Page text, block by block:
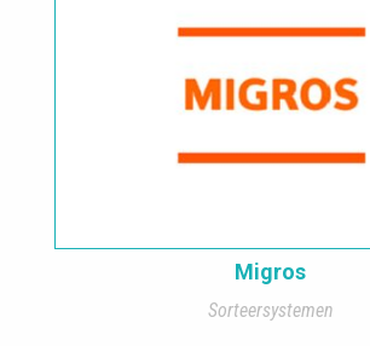
Migros
Sorteersystemen